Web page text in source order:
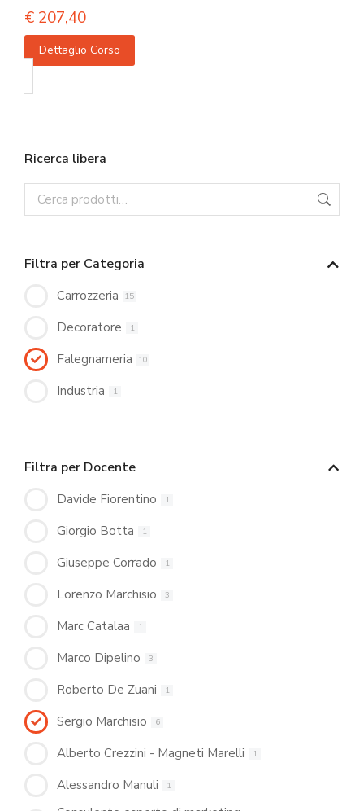
€ 207,40
Dettaglio Corso
Ricerca libera
Filtra per Categoria
Carrozzeria 15
Decoratore 1
Falegnameria 10
Industria 1
Filtra per Docente
Davide Fiorentino 1
Giorgio Botta 1
Giuseppe Corrado 1
Lorenzo Marchisio 3
Marc Catalaa 1
Marco Dipelino 3
Roberto De Zuani 1
Sergio Marchisio 6
Alberto Crezzini - Magneti Marelli 1
Alessandro Manuli 1